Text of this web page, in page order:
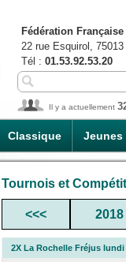
Classique Jeunes
Fédération
22 rue Esquirol,
Tél : 01.53.92.53.20
Il y a actuellement
Tournois et
<<< 2018
2X La Rochelle Fréjus lundi